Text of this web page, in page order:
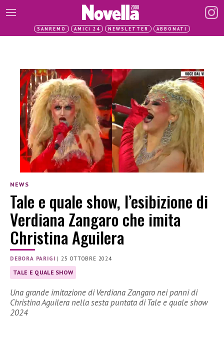
SANREMO AMICI 24 NEWSLETTER ABBONATI
NEWS
Tale e quale show, l’esibizione di
Verdiana Zangaro che imita
Christina Aguilera
DEBORA PARIGI | 25 OTTOBRE 2024
TALE E QUALE SHOW
Una grande imitazione di Verdiana Zangaro nei panni di
Christina Aguilera nella sesta puntata di Tale e quale show
2024